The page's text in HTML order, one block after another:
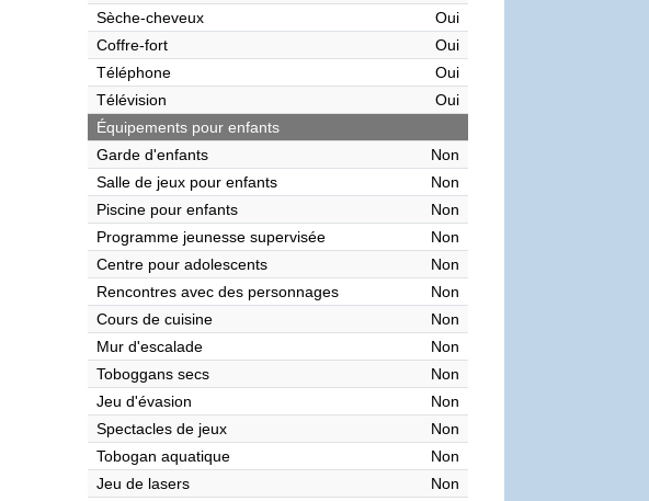
Sèche-cheveux
Oui
Coffre-fort
Oui
Téléphone
Oui
Télévision
Oui
Équipements pour enfants
Garde d'enfants
Non
Salle de jeux pour enfants
Non
Piscine pour enfants
Non
Programme jeunesse supervisée
Non
Centre pour adolescents
Non
Rencontres avec des personnages
Non
Cours de cuisine
Non
Mur d'escalade
Non
Toboggans secs
Non
Jeu d'évasion
Non
Spectacles de jeux
Non
Tobogan aquatique
Non
Jeu de lasers
Non